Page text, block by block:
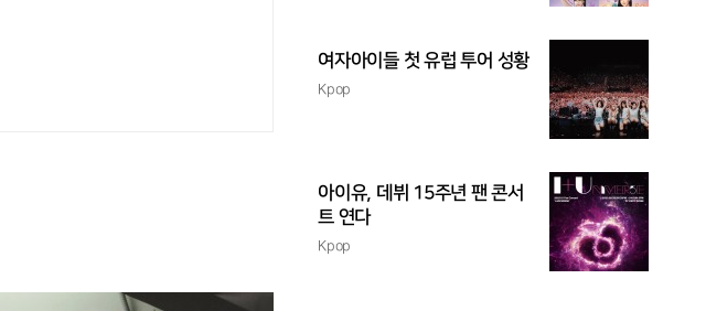
여자아이들 첫 유럽 투어 성황
Kpop
아이유, 데뷔 15주년 팬 콘서
트 연다
Kpop